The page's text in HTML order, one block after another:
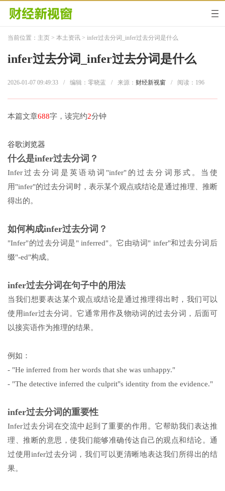
当前位置： 主页 > 本土资讯 > infer过去分词_infer过去分词是什么
infer过去分词_infer过去分词是什么
2026-01-07 09:49:33 / 编辑：零晓蓝 / 来源： 财经新视窗 / 阅读： 196
本篇文章688字，读完约2分钟
谷歌浏览器
什么是infer过去分词？
Infer过去分词是英语动词"infer"的过去分词形式。当使
用"infer"的过去分词时，表示某个观点或结论是通过推理、推断
得出的。
如何构成infer过去分词？
"Infer"的过去分词是" inferred"。它由动词" infer"和过去分词后
缀"-ed"构成。
infer过去分词在句子中的用法
当我们想要表达某个观点或结论是通过推理得出时，我们可以
使用infer过去分词。它通常用作及物动词的过去分词，后面可
以接宾语作为推理的结果。
例如：
- "He inferred from her words that she was unhappy."
- "The detective inferred the culprit"s identity from the evidence."
infer过去分词的重要性
Infer过去分词在交流中起到了重要的作用。它帮助我们表达推
理、推断的意思，使我们能够准确传达自己的观点和结论。通
过使用infer过去分词，我们可以更清晰地表达我们所得出的结
果。